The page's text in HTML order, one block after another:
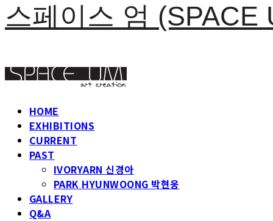
스페이스 엄 (SPACE
HOME
EXHIBITIONS
CURRENT
PAST
IVORYARN 신경아
PARK HYUNWOONG 박현웅
GALLERY
Q&A